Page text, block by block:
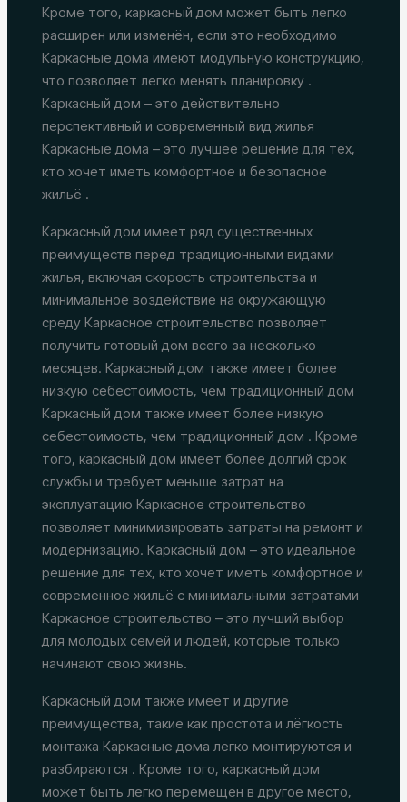
Кроме того, каркасный дом может быть легко
расширен или изменён, если это необходимо
Каркасные дома имеют модульную конструкцию,
что позволяет легко менять планировку .
Каркасный дом – это действительно
перспективный и современный вид жилья
Каркасные дома – это лучшее решение для тех,
кто хочет иметь комфортное и безопасное
жильё .
Каркасный дом имеет ряд существенных
преимуществ перед традиционными видами
жилья, включая скорость строительства и
минимальное воздействие на окружающую
среду Каркасное строительство позволяет
получить готовый дом всего за несколько
месяцев. Каркасный дом также имеет более
низкую себестоимость, чем традиционный дом
Каркасный дом также имеет более низкую
себестоимость, чем традиционный дом . Кроме
того, каркасный дом имеет более долгий срок
службы и требует меньше затрат на
эксплуатацию Каркасное строительство
позволяет минимизировать затраты на ремонт и
модернизацию. Каркасный дом – это идеальное
решение для тех, кто хочет иметь комфортное и
современное жильё с минимальными затратами
Каркасное строительство – это лучший выбор
для молодых семей и людей, которые только
начинают свою жизнь.
Каркасный дом также имеет и другие
преимущества, такие как простота и лёгкость
монтажа Каркасные дома легко монтируются и
разбираются . Кроме того, каркасный дом
может быть легко перемещён в другое место,